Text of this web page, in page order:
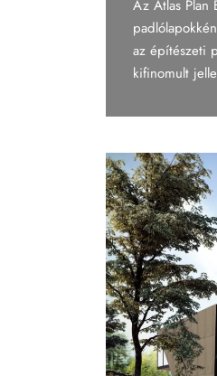
Az Atlas Plan
az építészeti
kifinomult